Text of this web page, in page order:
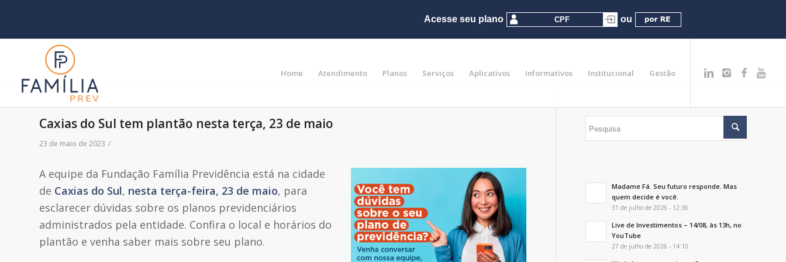
Home Atendimento Planos Serviços Aplicativos Informativos Institucional Gestão
Caxias do Sul tem plantão nesta terça, 23 de maio
23 de maio de 2023 /
A equipe da Fundação Família Previdência está na cidade
de Caxias do Sul, nesta terça-feira, 23 de maio, para
esclarecer dúvidas sobre os planos previdenciários
administrados pela entidade. Confira o local e horários do
plantão e venha saber mais sobre seu plano.
Madame Fá. Seu futuro responde. Mas
quem decide é você.
31 de julho de 2026 - 12:36
Live de Investimentos – 14/08, às 13h, no
YouTube
27 de julho de 2026 - 14:10